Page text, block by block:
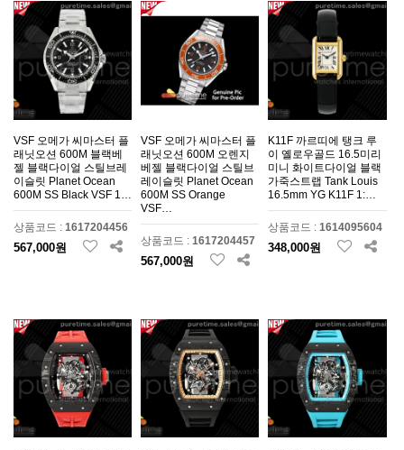
VSF 오메가 씨마스터 플
래닛오션 600M 블랙베
젤 블랙다이얼 스틸브레
이슬릿 Planet Ocean
600M SS Black VSF 1…
상품코드 : 1617204456
567,000원
VSF 오메가 씨마스터 플
래닛오션 600M 오렌지
베젤 블랙다이얼 스틸브
레이슬릿 Planet Ocean
600M SS Orange
VSF…
상품코드 :1617204457
567,000원
K11F 까르띠에 탱크 루
이 옐로우골드 16.5미리
미니 화이트다이얼 블랙
가죽스트랩 Tank Louis
16.5mm YG K11F 1:…
상품코드 :1614095604
348,000원